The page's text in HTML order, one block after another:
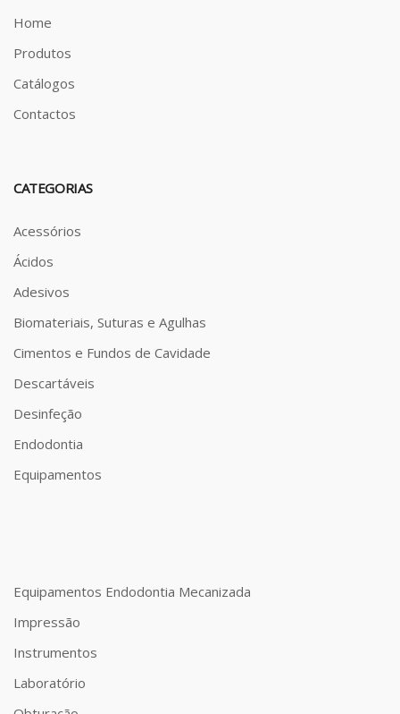
Home
Produtos
Catálogos
Contactos
CATEGORIAS
Acessórios
Ácidos
Adesivos
Biomateriais, Suturas e Agulhas
Cimentos e Fundos de Cavidade
Descartáveis
Desinfeção
Endodontia
Equipamentos
Equipamentos Endodontia Mecanizada
Impressão
Instrumentos
Laboratório